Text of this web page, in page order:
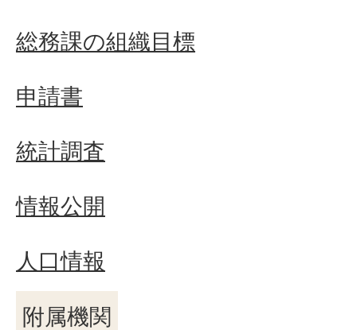
総務課の組織目標
申請書
統計調査
情報公開
人口情報
附属機関